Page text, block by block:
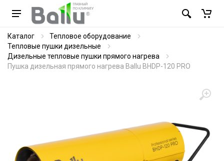
Каталог
Тепловое оборудование
Тепловые пушки дизельные
Дизельные тепловые пушки прямого нагрева
Пушка дизельная прямого нагрева Ballu BHDP-120 PRO